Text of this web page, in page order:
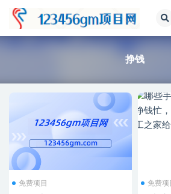
挣钱
免费项目 免费项